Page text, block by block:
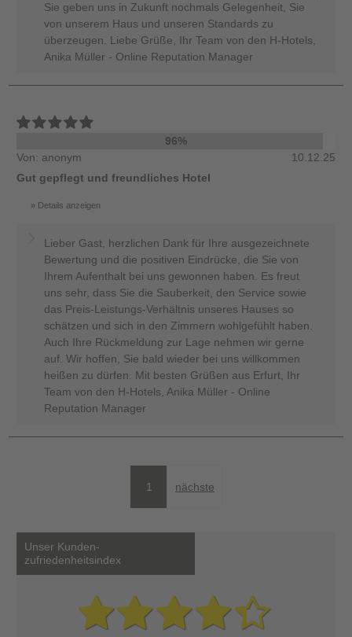
Sie geben uns in Zukunft nochmals Gelegenheit, Sie
von unserem Haus und unseren Standards zu
überzeugen. Liebe Grüße, Ihr Team von den H-Hotels,
Anika Müller - Online Reputation Manager
96%
Von: anonym
10.12.25
Gut gepflegt und freundliches Hotel
Details anzeigen
Lieber Gast, herzlichen Dank für Ihre ausgezeichnete
Bewertung und die positiven Eindrücke, die Sie von
Ihrem Aufenthalt bei uns gewonnen haben. Es freut
uns sehr, dass Sie die Sauberkeit, den Service sowie
das Preis-Leistungs-Verhältnis unseres Hauses so
schätzen und sich in den Zimmern wohlgefühlt haben.
Auch Ihre Rückmeldung zur Lage nehmen wir gerne
auf. Wir hoffen, Sie bald wieder bei uns willkommen
heißen zu dürfen. Mit besten Grüßen aus Erfurt, Ihr
Team von den H-Hotels, Anika Müller - Online
Reputation Manager
1 nächste
Unser Kunden-
zufriedenheitsindex